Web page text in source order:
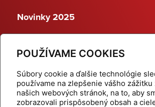
POUŽÍVAME COOKIES
Súbory cookie a ďalšie technológie
používame na zlepšenie vášho
našich webových stránok, na to, aby
zobrazovali prispôsobený obsah a
Novinky 2025
Dynamické termostatické ventily